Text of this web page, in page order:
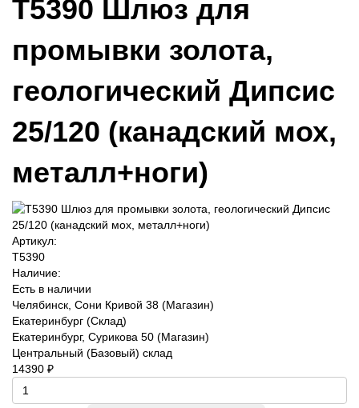
T5390 Шлюз для
промывки золота,
геологический Дипсис
25/120 (канадский мох,
металл+ноги)
Артикул:
T5390
Наличие:
Есть в наличии
Челябинск, Сони Кривой 38 (Магазин)
Екатеринбург (Склад)
Екатеринбург, Сурикова 50 (Магазин)
Центральный (Базовый) склад
14390 ₽